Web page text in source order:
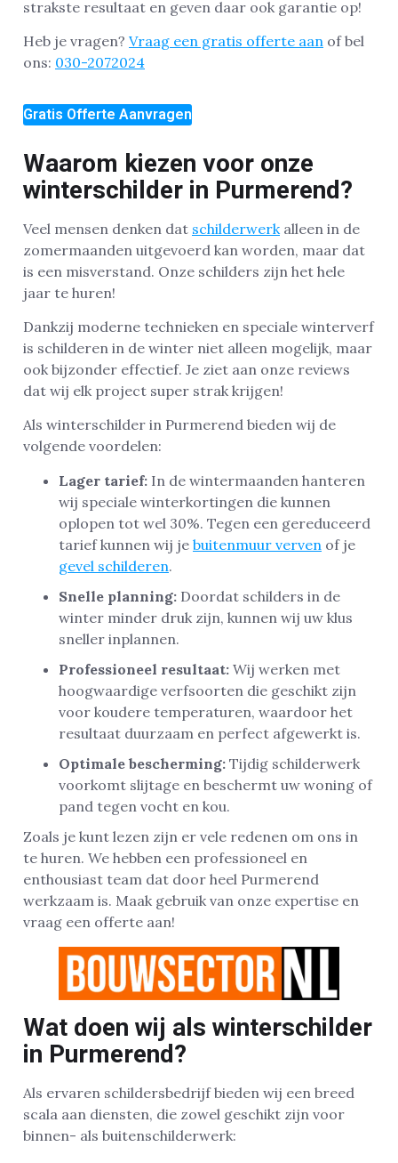
strakste resultaat en geven daar ook garantie op!
Heb je vragen? Vraag een gratis offerte aan of bel
ons: 030-2072024
Gratis Offerte Aanvragen
Waarom kiezen voor onze
winterschilder in Purmerend?
Veel mensen denken dat schilderwerk alleen in de
zomermaanden uitgevoerd kan worden, maar dat
is een misverstand. Onze schilders zijn het hele
jaar te huren!
Dankzij moderne technieken en speciale winterverf
is schilderen in de winter niet alleen mogelijk, maar
ook bijzonder effectief. Je ziet aan onze reviews
dat wij elk project super strak krijgen!
Als winterschilder in Purmerend bieden wij de
volgende voordelen:
Lager tarief: In de wintermaanden hanteren
wij speciale winterkortingen die kunnen
oplopen tot wel 30%. Tegen een gereduceerd
tarief kunnen wij je buitenmuur verven of je
gevel schilderen.
Snelle planning: Doordat schilders in de
winter minder druk zijn, kunnen wij uw klus
sneller inplannen.
Professioneel resultaat: Wij werken met
hoogwaardige verfsoorten die geschikt zijn
voor koudere temperaturen, waardoor het
resultaat duurzaam en perfect afgewerkt is.
Optimale bescherming: Tijdig schilderwerk
voorkomt slijtage en beschermt uw woning of
pand tegen vocht en kou.
Zoals je kunt lezen zijn er vele redenen om ons in
te huren. We hebben een professioneel en
enthousiast team dat door heel Purmerend
werkzaam is. Maak gebruik van onze expertise en
vraag een offerte aan!
Wat doen wij als winterschilder
in Purmerend?
Als ervaren schildersbedrijf bieden wij een breed
scala aan diensten, die zowel geschikt zijn voor
binnen- als buitenschilderwerk: